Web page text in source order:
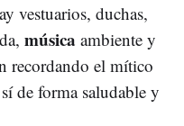
vestuarios, duchas,
música ambiente y
recordando el mítico
de forma saludable y